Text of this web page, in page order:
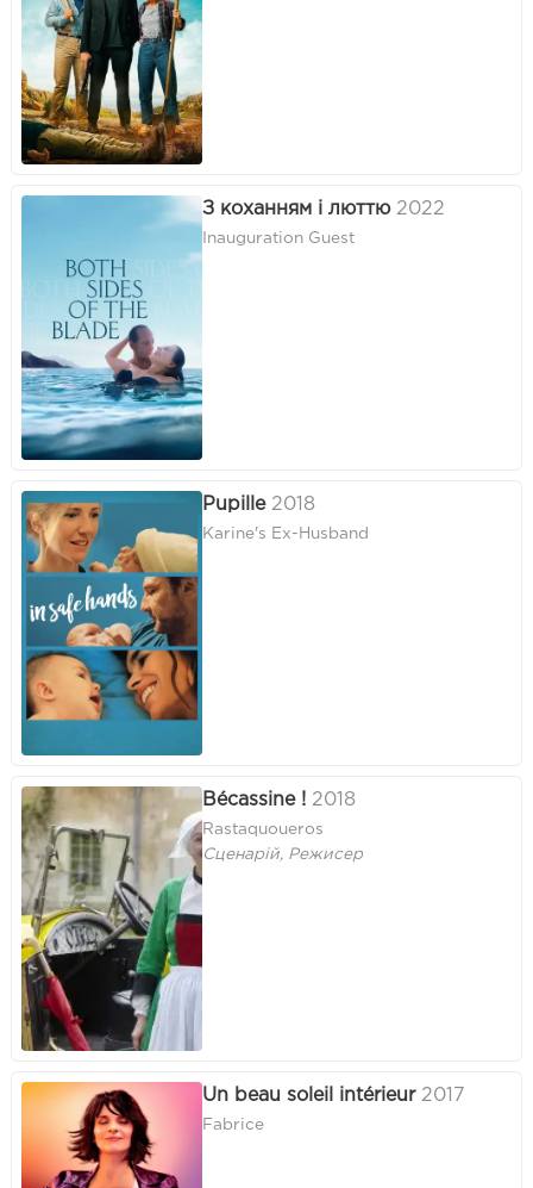
З коханням і люттю 2022
Inauguration Guest
Pupille 2018
Karine's Ex-Husband
Bécassine ! 2018
Rastaquoueros
Сценарій, Режисер
Un beau soleil intérieur 2017
Fabrice